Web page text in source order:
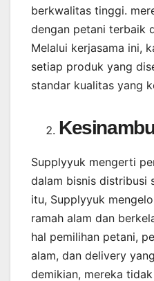
berkwalitas tinggi.
dengan petani terbaik
Melalui kerjasama ini,
setiap produk yang
standar kualitas yang
Supplyyuk mengerti
dalam bisnis distribusi
itu, Supplyyuk
ramah alam dan
hal pemilihan petani,
alam, dan delivery
demikian, mereka